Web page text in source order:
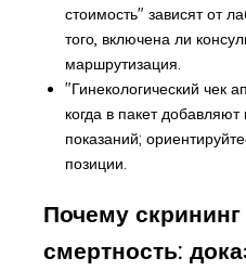
стоимость" зависят от
того, включена ли
маршрутизация.
"Гинекологический чек
когда в пакет
показаний;
позиции.
Почему
смертность: